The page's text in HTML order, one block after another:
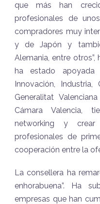
que más han
profesionales de
compradores muy
y de Japón y
Alemania, entre
ha estado
Innovación,
Generalitat
Cámara Valencia,
networking y
profesionales de
cooperación entre la
La consellera ha
enhorabuena”. Ha
empresas que han